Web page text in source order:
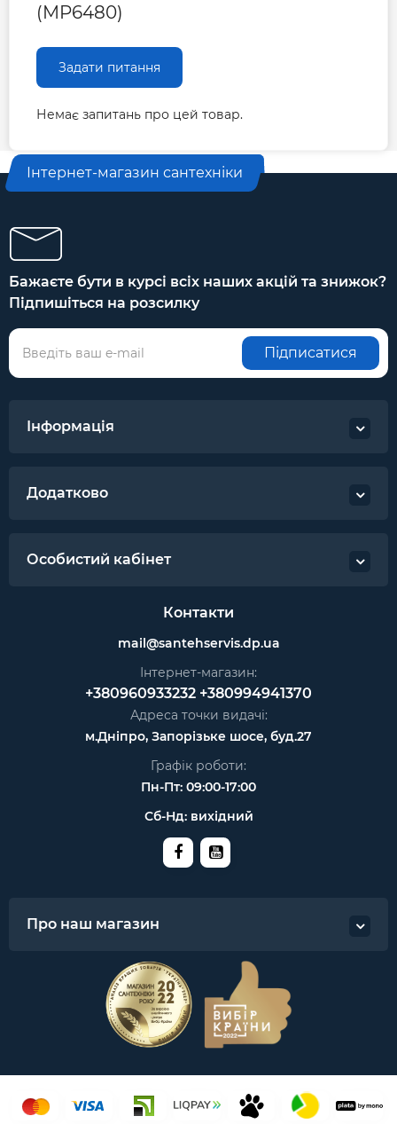
(MP6480)
Задати питання
Немає запитань про цей товар.
Інтернет-магазин сантехніки
Бажаєте бути в курсі всіх наших акцій та знижок?
Підпишіться на розсилку
Підписатися
Інформація
Додатково
Особистий кабінет
Контакти
mail@santehservis.dp.ua
Інтернет-магазин:
+380960933232 +380994941370
Адреса точки видачі:
м.Дніпро, Запорізьке шосе, буд.27
Графік роботи:
Пн-Пт: 09:00-17:00
Сб-Нд: вихідний
Про наш магазин